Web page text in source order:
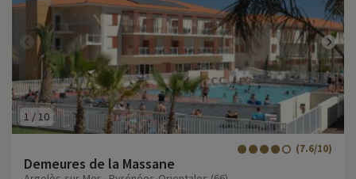
1 / 10
Demeures de la Massane
(7.6/10)